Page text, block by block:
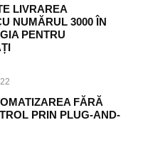
LIVRAREA
NUMĂRUL 3000 ÎN
PENTRU
FĂRĂ
PRIN PLUG-AND-